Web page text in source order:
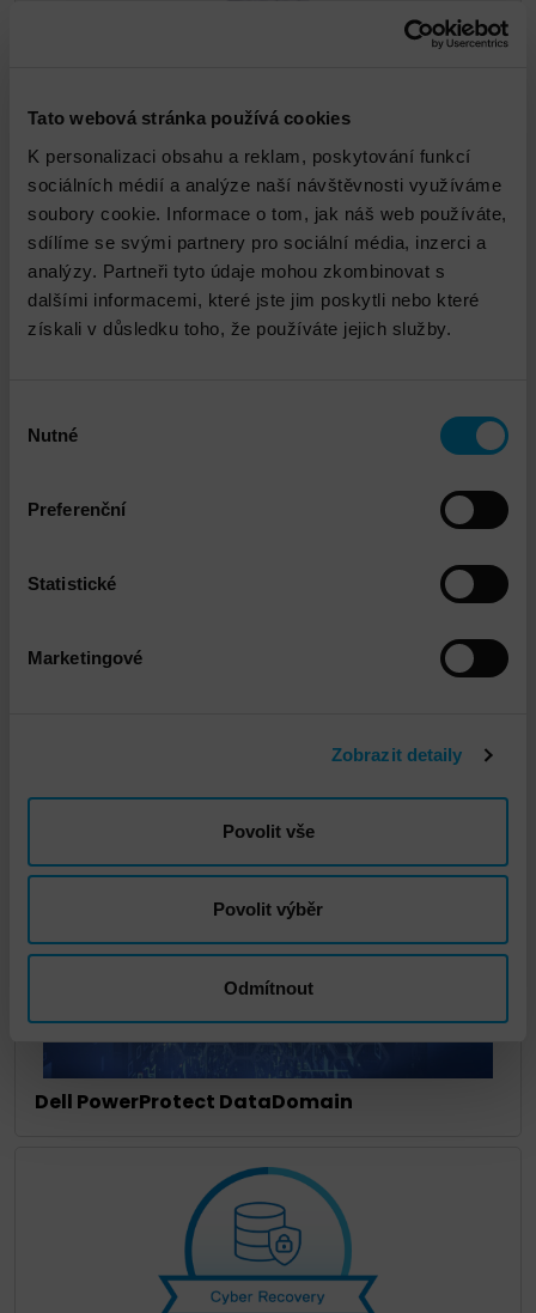
Tato webová stránka používá cookies
K personalizaci obsahu a reklam, poskytování funkcí
sociálních médií a analýze naší návštěvnosti využíváme
soubory cookie. Informace o tom, jak náš web používáte,
sdílíme se svými partnery pro sociální média, inzerci a
analýzy. Partneři tyto údaje mohou zkombinovat s
dalšími informacemi, které jste jim poskytli nebo které
získali v důsledku toho, že používáte jejich služby.
souhlasu
Nutné
Preferenční
Statistické
Marketingové
Zobrazit detaily
Povolit vše
Povolit výběr
Odmítnout
dsevcik@dns.cz
Související zboží
Dell CyberSense
Dell PowerProtect Data Manager
Dell PowerProtect DataDomain